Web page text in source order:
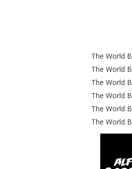
The World
The World
The World
The World
The World
The World